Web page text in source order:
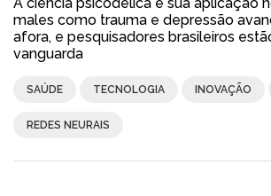
males como trauma e depressão
afora, e pesquisadores brasileiros
vanguarda
SAÚDE TECNOLOGIA INOVAÇÃO
REDES NEURAIS